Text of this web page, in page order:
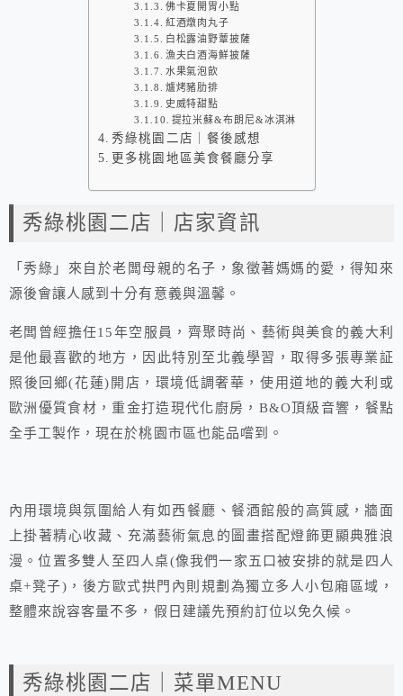
佛卡夏開胃小點
紅酒燉肉丸子
白松露油野蕈披薩
漁夫白酒海鮮披薩
水果氣泡飲
爐烤豬肋排
史威特甜點
提拉米蘇&布朗尼&冰淇淋
秀綠桃園二店｜餐後感想
更多桃園地區美食餐廳分享
秀綠桃園二店｜店家資訊
「秀綠」來自於老闆母親的名子，象徵著媽媽的愛，得知來
源後會讓人感到十分有意義與溫馨。
老闆曾經擔任15年空服員，齊聚時尚、藝術與美食的義大利
是他最喜歡的地方，因此特別至北義學習，取得多張專業証
照後回鄉(花蓮)開店，環境低調奢華，使用道地的義大利或
歐洲優質食材，重金打造現代化廚房，B&O頂級音響，餐點
全手工製作，現在於桃園市區也能品嚐到。
內用環境與氛圍給人有如西餐廳、餐酒館般的高質感，牆面
上掛著精心收藏、充滿藝術氣息的圖畫搭配燈飾更顯典雅浪
漫。位置多雙人至四人桌(像我們一家五口被安排的就是四人
桌+凳子)，後方歐式拱門內則規劃為獨立多人小包廂區域，
整體來說容客量不多，假日建議先預約訂位以免久候。
秀綠桃園二店｜菜單MENU